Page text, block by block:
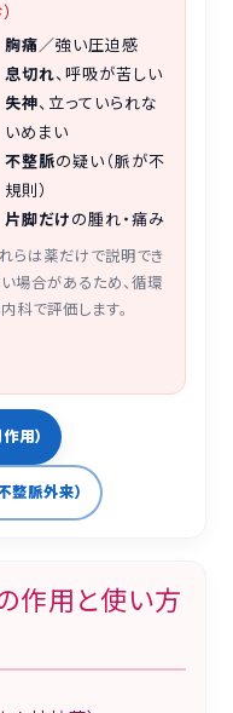
胸痛／強い圧迫感
息切れ、呼吸が苦しい
失神、立っていられな
いめまい
不整脈の疑い（脈が不
規則）
片脚だけの腫れ・痛み
らは薬だけで説明でき
場合があるため、循環
科で評価します。
用）
整脈外来）
作用と使い方